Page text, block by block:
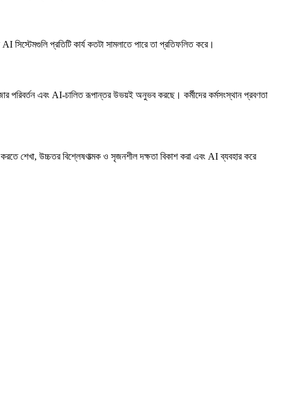
প্রতিটি কার্য কতটা সামলাতে পারে তা প্রতিফলিত করে।
পরিবর্তন এবং AI-চালিত রূপান্তর উভয়ই অনুভব করছে। কর্মীদের কর্মসংস্থান প্রবণতা
শেখা, উচ্চতর বিশ্লেষণাত্মক ও সৃজনশীল দক্ষতা বিকাশ করা এবং AI ব্যবহার করে